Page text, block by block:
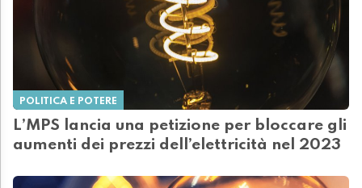
POLITICA E POTERE
L’MPS lancia una petizione per bloccare gli
aumenti dei prezzi dell’elettricità nel 2023